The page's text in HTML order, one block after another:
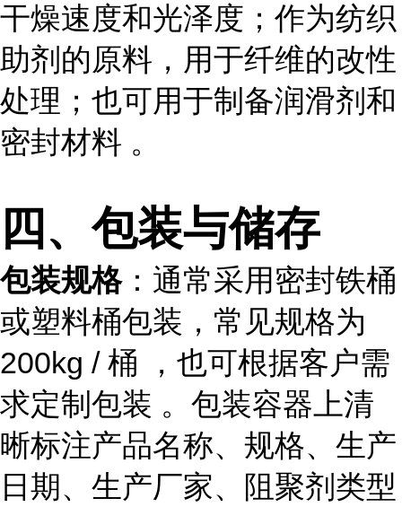
干燥速度和光泽度；作为纺织
助剂的原料，用于纤维的改性
处理；也可用于制备润滑剂和
密封材料 。
四、包装与储存
包装规格：通常采用密封铁桶
或塑料桶包装，常见规格为
200kg / 桶 ，也可根据客户需
求定制包装 。包装容器上清
晰标注产品名称、规格、生产
日期、生产厂家、阻聚剂类型